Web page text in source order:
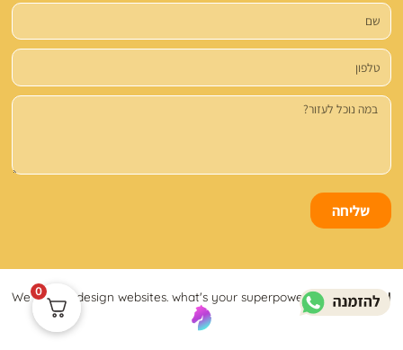
שם
טלפון
הודעה
שליחה
We build & design websites. what's your superpower?Lifko Digital
0